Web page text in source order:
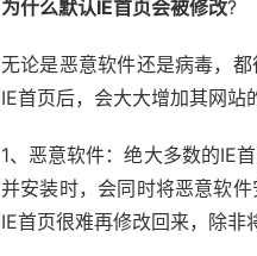
为什么默认IE首页会被修改?
无论是恶意软件还是病毒，
IE首页后，会大大增加其网站
1、恶意软件：绝大多数的IE
并安装时，会同时将恶意软
IE首页很难再修改回来，除非